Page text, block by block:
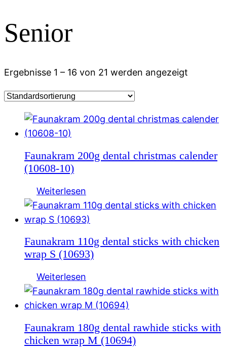
Senior
Ergebnisse 1 – 16 von 21 werden angezeigt
Faunakram 200g dental christmas calender
(10608-10)
Weiterlesen
Faunakram 110g dental sticks with chicken
wrap S (10693)
Weiterlesen
Faunakram 180g dental rawhide sticks with
chicken wrap M (10694)